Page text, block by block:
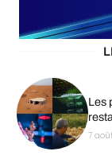
Les
7